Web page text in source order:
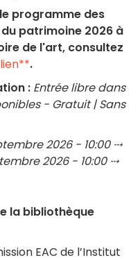
programme des
patrimoine 2026 à
de l'art, consultez
.
: Entrée libre dans
- Gratuit | Sans
2026 - 10:00 ⤏
2026 - 10:00 ⤏
la bibliothèque
EAC de l’Institut